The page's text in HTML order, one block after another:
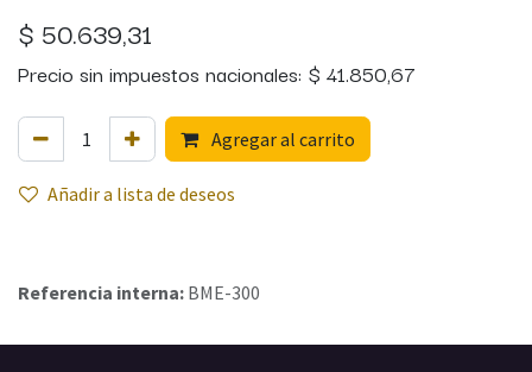
$ 50.639,31
Precio sin impuestos nacionales: $ 41.850,67
Agregar al carrito
Añadir a lista de deseos
Referencia interna: BME-300